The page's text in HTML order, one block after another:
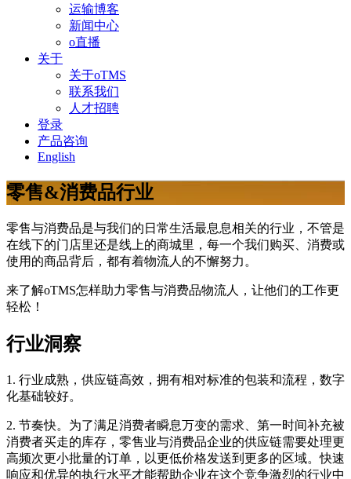
运输博客
新闻中心
o直播
关于
关于oTMS
联系我们
人才招聘
登录
产品咨询
English
零售&消费品行业
零售与消费品是与我们的日常生活最息息相关的行业，不管是
在线下的门店里还是线上的商城里，每一个我们购买、消费或
使用的商品背后，都有着物流人的不懈努力。
来了解oTMS怎样助力零售与消费品物流人，让他们的工作更
轻松！
行业洞察
1. 行业成熟，供应链高效，拥有相对标准的包装和流程，数字
化基础较好。
2. 节奏快。为了满足消费者瞬息万变的需求、第一时间补充被
消费者买走的库存，零售业与消费品企业的供应链需要处理更
高频次更小批量的订单，以更低价格发送到更多的区域。快速
响应和优异的执行水平才能帮助企业在这个竞争激烈的行业中